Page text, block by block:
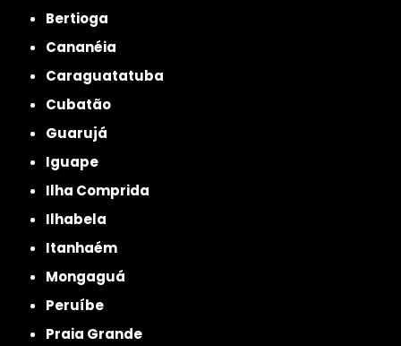
Bertioga
Cananéia
Caraguatatuba
Cubatão
Guarujá
Iguape
Ilha Comprida
Ilhabela
Itanhaém
Mongaguá
Peruíbe
Praia Grande